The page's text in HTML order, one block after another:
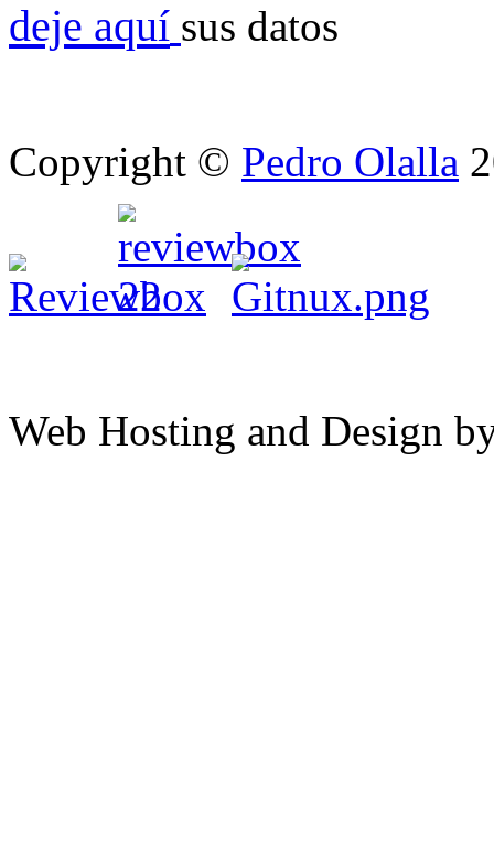
deje aquí sus datos
Copyright © Pedro Olalla
Web Hosting and Design